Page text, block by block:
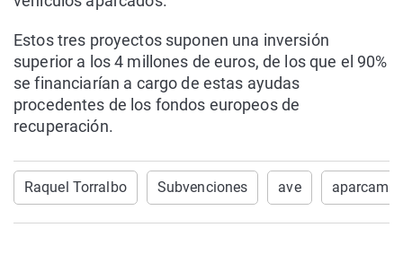
Estos tres proyectos suponen una inversión
superior a los 4 millones de euros, de los que el 90%
se financiarían a cargo de estas ayudas
procedentes de los fondos europeos de
recuperación.
Raquel Torralbo Subvenciones ave